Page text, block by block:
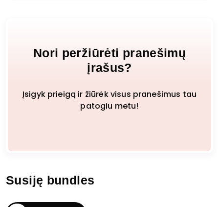
Nori peržiūrėti pranešimų
įrašus?
Įsigyk prieigą ir žiūrėk visus pranešimus tau
patogiu metu!
Susiję bundles